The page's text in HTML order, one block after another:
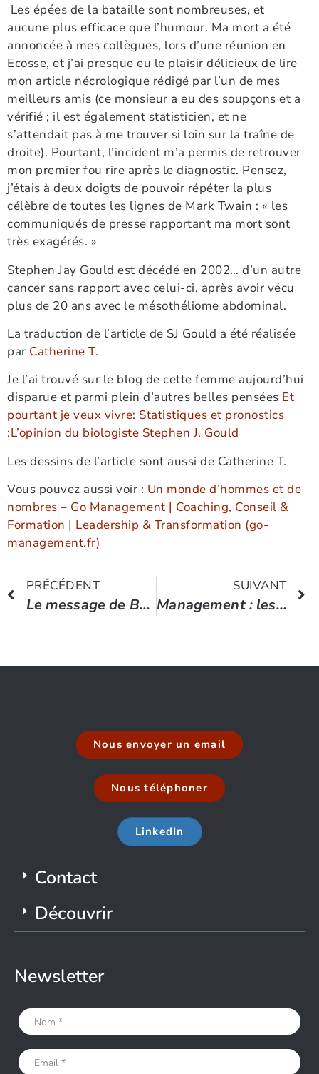
Les épées de la bataille sont nombreuses, et
aucune plus efficace que l’humour. Ma mort a été
annoncée à mes collègues, lors d’une réunion en
Ecosse, et j’ai presque eu le plaisir délicieux de lire
mon article nécrologique rédigé par l’un de mes
meilleurs amis (ce monsieur a eu des soupçons et a
vérifié ; il est également statisticien, et ne
s’attendait pas à me trouver si loin sur la traîne de
droite). Pourtant, l’incident m’a permis de retrouver
mon premier fou rire après le diagnostic. Pensez,
j’étais à deux doigts de pouvoir répéter la plus
célèbre de toutes les lignes de Mark Twain : « les
communiqués de presse rapportant ma mort sont
très exagérés. »
Stephen Jay Gould est décédé en 2002… d’un autre
cancer sans rapport avec celui-ci, après avoir vécu
plus de 20 ans avec le mésothéliome abdominal.
La traduction de l’article de SJ Gould a été réalisée
par Catherine T.
Je l’ai trouvé sur le blog de cette femme aujourd’hui
disparue et parmi plein d’autres belles pensées Et
pourtant je veux vivre: Statistiques et pronostics
:L’opinion du biologiste Stephen J. Gould
Les dessins de l’article sont aussi de Catherine T.
Vous pouvez aussi voir : Un monde d’hommes et de
nombres – Go Management | Coaching, Conseil &
Formation | Leadership & Transformation (go-
management.fr)
PRÉCÉDENT
Le message de Barack Obama aux activistes: Vous voulez changer le monde? Chiche!
SUIVANT
Management : les vertus de l’autorité
Nous envoyer un email
Nous téléphoner
LinkedIn
Contact
Découvrir
Newsletter